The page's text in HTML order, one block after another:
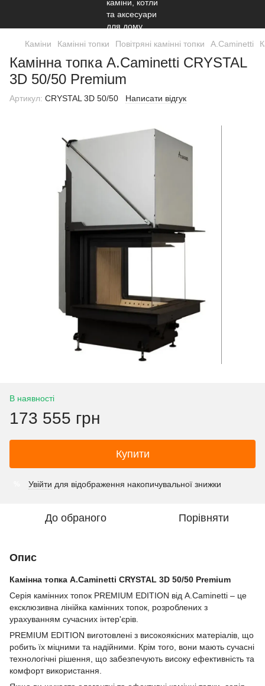
Каміни Камінні топки Повітряні камінні топки A.Caminetti
Камінна топка A.Caminetti CRYSTAL
3D 50/50 Premium
Артикул: CRYSTAL 3D 50/50 Написати відгук
В наявності
173 555 грн
Купити
Увійти для відображення накопичувальної знижки
До обраного Порівняти
Опис
Камінна топка A.Caminetti CRYSTAL 3D 50/50 Premium
Серія камінних топок PREMIUM EDITION від A.Caminetti – це
ексклюзивна лінійка камінних топок, розроблених з
урахуванням сучасних інтер'єрів.
PREMIUM EDITION виготовлені з високоякісних матеріалів, що
робить їх міцними та надійними. Крім того, вони мають сучасні
технологічні рішення, що забезпечують високу ефективність та
комфорт використання.